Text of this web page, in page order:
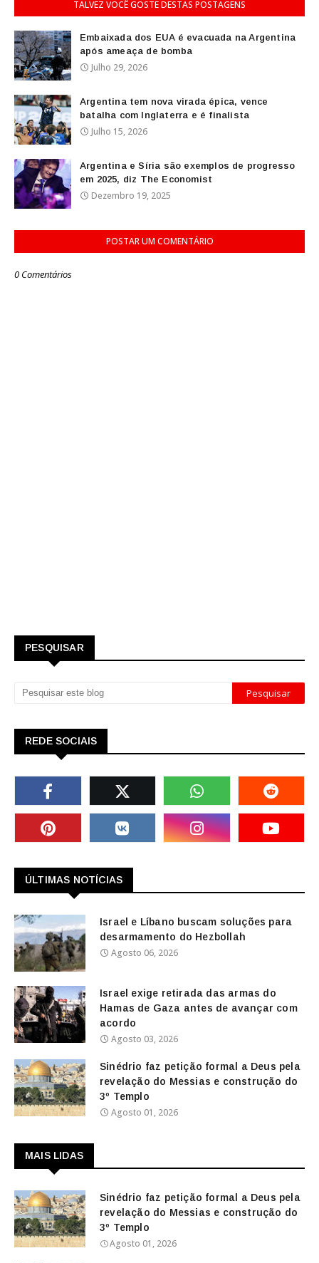
TALVEZ VOCÊ GOSTE DESTAS POSTAGENS
Embaixada dos EUA é evacuada na Argentina
após ameaça de bomba
Julho 29, 2026
Argentina tem nova virada épica, vence
batalha com Inglaterra e é finalista
Julho 15, 2026
Argentina e Síria são exemplos de progresso
em 2025, diz The Economist
Dezembro 19, 2025
POSTAR UM COMENTÁRIO
0 Comentários
PESQUISAR
REDE SOCIAIS
ÚLTIMAS NOTÍCIAS
Israel e Líbano buscam soluções para
desarmamento do Hezbollah
Agosto 06, 2026
Israel exige retirada das armas do
Hamas de Gaza antes de avançar com
acordo
Agosto 03, 2026
Sinédrio faz petição formal a Deus pela
revelação do Messias e construção do
3º Templo
Agosto 01, 2026
MAIS LIDAS
Sinédrio faz petição formal a Deus pela
revelação do Messias e construção do
3º Templo
Agosto 01, 2026